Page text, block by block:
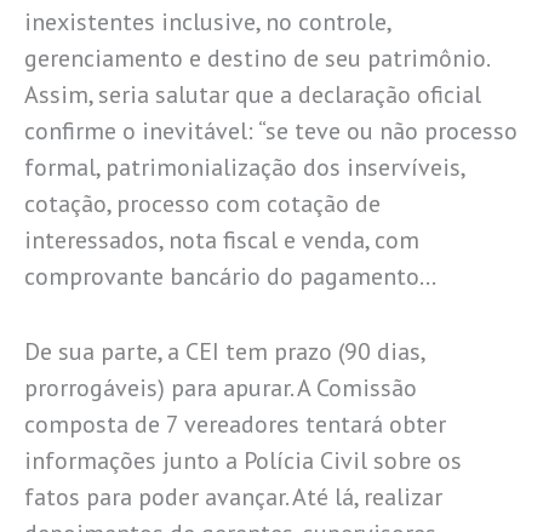
inexistentes inclusive, no controle,
gerenciamento e destino de seu patrimônio.
Assim, seria salutar que a declaração oficial
confirme o inevitável: “se teve ou não processo
formal, patrimonialização dos inservíveis,
cotação, processo com cotação de
interessados, nota fiscal e venda, com
comprovante bancário do pagamento…
De sua parte, a CEI tem prazo (90 dias,
prorrogáveis) para apurar. A Comissão
composta de 7 vereadores tentará obter
informações junto a Polícia Civil sobre os
fatos para poder avançar. Até lá, realizar